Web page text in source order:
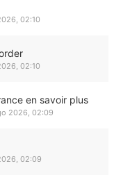
02:10
02:10
en savoir plus
2026, 02:09
02:09